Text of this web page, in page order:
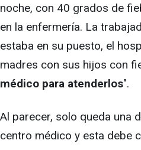
noche, con 40 grados de
en la enfermería. La
estaba en su puesto, el
madres con sus hijos con
médico para atenderlos".
Al parecer, solo queda una
centro médico y esta debe